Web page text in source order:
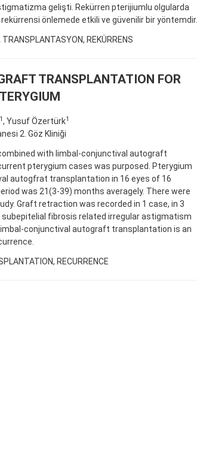
gelişti. Rekürren pterijiumlu olgularda
önlemede etkili ve güvenilir bir yöntemdir.
REKÜRRENS
TRANSPLANTATION FOR
1, Yusuf Özertürk1
2. Göz Kliniği
with limbal-conjunctival autograft
pterygium cases was purposed. Pterygium
autogfrat transplantation in 16 eyes of 16
was 21(3-39) months averagely. There were
Graft retraction was recorded in 1 case, in 3
fibrosis related irregular astigmatism
conjunctival autograft transplantation is an
RECURRENCE